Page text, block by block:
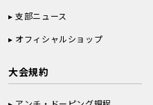
支部ニュース
オフィシャルショップ
大会規約